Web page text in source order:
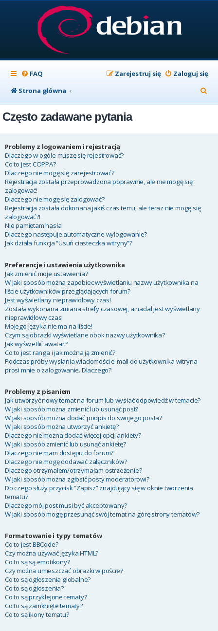
FAQ Zaloguj się
Zarejestruj się
Strona główna
z
Często zadawane pytania
Problemy z logowaniem i rejestracją
Dlaczego w ogóle muszę się rejestrować?
Co to jest COPPA?
Dlaczego nie mogę się zarejestrować?
Rejestracja została przeprowadzona poprawnie, ale nie mogę się
zalogować!
Dlaczego nie mogę się zalogować?
Rejestracja została dokonana jakiś czas temu, ale teraz nie mogę się
zalogować?!
Nie pamiętam hasła!
Dlaczego następuje automatyczne wylogowanie?
Jak działa funkcja “Usuń ciasteczka witryny”?
Preferencje i ustawienia użytkownika
Jak zmienić moje ustawienia?
W jaki sposób można zapobiec wyświetlaniu nazwy użytkownika na
liście użytkowników przeglądających forum?
Jest wyświetlany nieprawidłowy czas!
Została wykonana zmiana strefy czasowej, a nadal jest wyświetlany
nieprawidłowy czas!
Mojego języka nie ma na liście!
Czym są obrazki wyświetlane obok nazwy użytkownika?
Jak wyświetlić awatar?
Co to jest ranga i jak można ją zmienić?
Podczas próby wysłania wiadomości e-mail do użytkownika witryna
prosi mnie o zalogowanie. Dlaczego?
Problemy z pisaniem
Jak utworzyć nowy temat na forum lub wysłać odpowiedź w temacie?
W jaki sposób można zmienić lub usunąć post?
W jaki sposób można dodać podpis do swojego posta?
W jaki sposób można utworzyć ankietę?
Dlaczego nie można dodać więcej opcji ankiety?
W jaki sposób zmienić lub usunąć ankietę?
Dlaczego nie mam dostępu do forum?
Dlaczego nie mogę dodawać załączników?
Dlaczego otrzymałem/otrzymałam ostrzeżenie?
W jaki sposób można zgłosić posty moderatorowi?
Do czego służy przycisk “Zapisz” znajdujący się w oknie tworzenia
tematu?
Dlaczego mój post musi być akceptowany?
W jaki sposób mogę przesunąć swój temat na górę strony tematów?
Formatowanie i typy tematów
Co to jest BBCode?
Czy można używać języka HTML?
Co to są są emotikony?
Czy można umieszczać obrazki w poście?
Co to są ogłoszenia globalne?
Co to są ogłoszenia?
Co to są przyklejone tematy?
Co to są zamknięte tematy?
Co to są ikony tematu?